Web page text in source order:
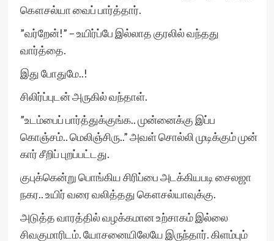
கௌசல்யா வைப் பார்த்தார்.
”வர்றேன்!” – உயிர்ப்பே இல்லாத குரலில் வந்தது
வார்த்தை.
இது போதுமே..!
சிலிர்ப்புடன் அருகில் வந்தாள்.
”உடம்பைப் பார்த்துக்குங்க.. முன்னைக்கு இப்ப
கொஞ்சம்.. மெலிஞ்சிரு..” அவள் சொல்லி முடிக்கும் முன்
கார் சீறிப் புறப்பட்டது.
குபுக்கென்று பொங்கிய சிரிப்பை அடக்கியபடி சைலஜா
நகர.. உயிர் வரை வலித்தது கௌசல்யாவுக்கு.
அடுத்த வாரத்தில் வழக்கமான உற்சாகம் இல்லை
சிவகுமாரிடம். யோசனையிலேயே இருந்தார். கிளம்பும்